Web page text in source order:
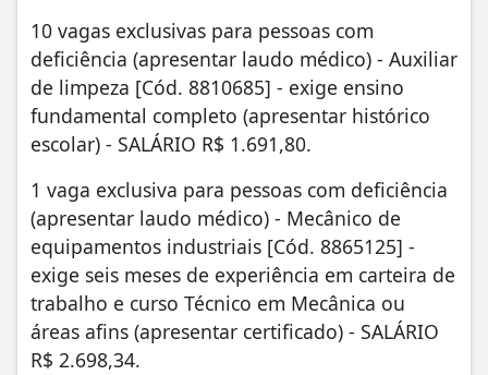
10 vagas exclusivas para pessoas com
deficiência (apresentar laudo médico) - Auxiliar
de limpeza [Cód. 8810685] - exige ensino
fundamental completo (apresentar histórico
escolar) - SALÁRIO R$ 1.691,80.
1 vaga exclusiva para pessoas com deficiência
(apresentar laudo médico) - Mecânico de
equipamentos industriais [Cód. 8865125] -
exige seis meses de experiência em carteira de
trabalho e curso Técnico em Mecânica ou
áreas afins (apresentar certificado) - SALÁRIO
R$ 2.698,34.